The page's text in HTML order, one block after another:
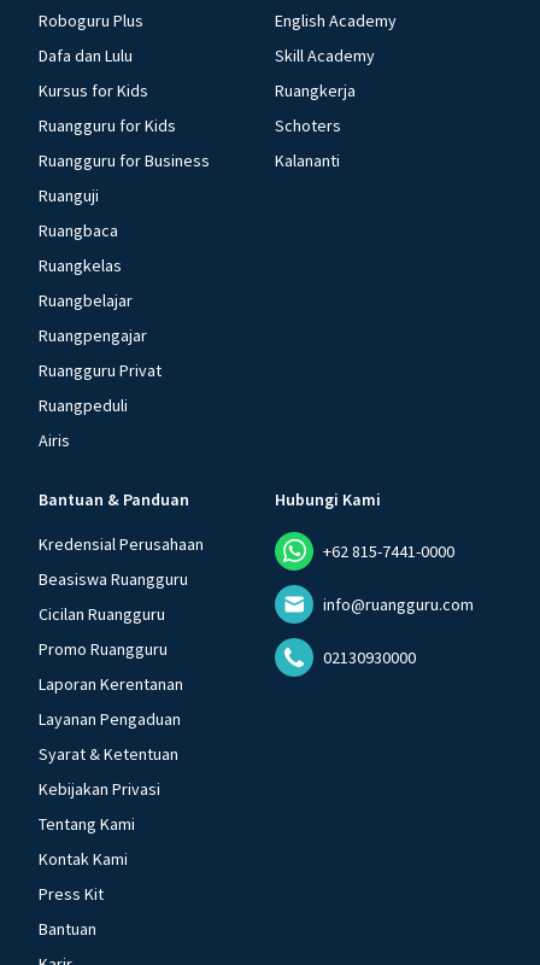
Roboguru Plus
Dafa dan Lulu
Kursus for Kids
Ruangguru for Kids
Ruangguru for Business
Ruanguji
Ruangbaca
Ruangkelas
Ruangbelajar
Ruangpengajar
Ruangguru Privat
Ruangpeduli
Airis
English Academy
Skill Academy
Ruangkerja
Schoters
Kalananti
Bantuan & Panduan
Kredensial Perusahaan
Beasiswa Ruangguru
Cicilan Ruangguru
Promo Ruangguru
Laporan Kerentanan
Layanan Pengaduan
Syarat & Ketentuan
Kebijakan Privasi
Tentang Kami
Kontak Kami
Press Kit
Bantuan
Hubungi Kami
+62 815-7441-0000
info@ruangguru.com
02130930000